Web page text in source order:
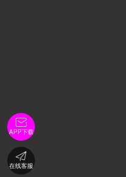

APP下载

在线客服